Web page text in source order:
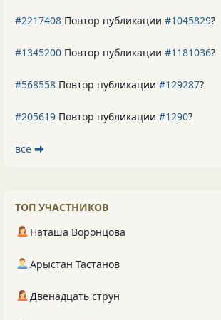
#2217408 Повтор публикации #1045829?
#1345200 Повтор публикации #1181036?
#568558 Повтор публикации #129287?
#205619 Повтор публикации #1290?
все ⮕
ТОП УЧАСТНИКОВ
Наташа Воронцова
Арыстан Тастанов
Двенадцать струн